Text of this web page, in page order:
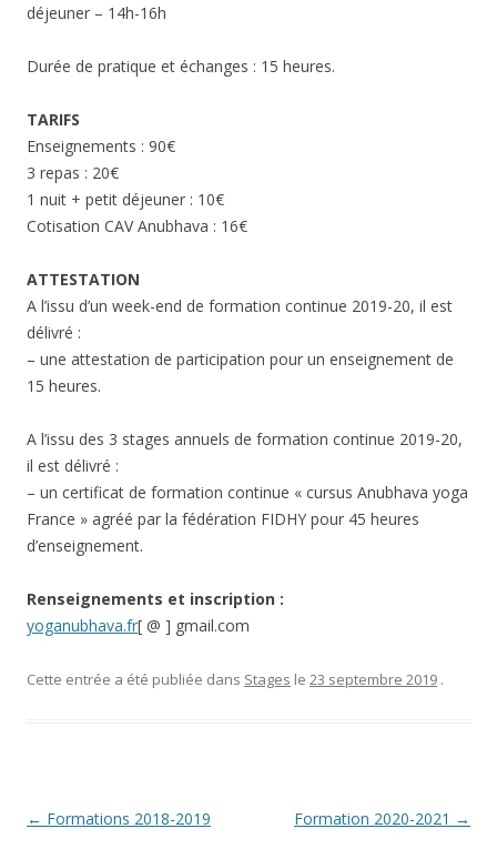
déjeuner – 14h-16h
Durée de pratique et échanges : 15 heures.
TARIFS
Enseignements : 90€
3 repas : 20€
1 nuit + petit déjeuner : 10€
Cotisation CAV Anubhava : 16€
ATTESTATION
A l’issu d’un week-end de formation continue 2019-20, il est
délivré :
– une attestation de participation pour un enseignement de
15 heures.
A l’issu des 3 stages annuels de formation continue 2019-20,
il est délivré :
– un certificat de formation continue « cursus Anubhava yoga
France » agréé par la fédération FIDHY pour 45 heures
d’enseignement.
Renseignements et inscription :
yoganubhava.fr[ @ ] gmail.com
Cette entrée a été publiée dans Stages le 23 septembre 2019 .
Navigation
← Formations 2018-2019 Formation 2020-2021 →